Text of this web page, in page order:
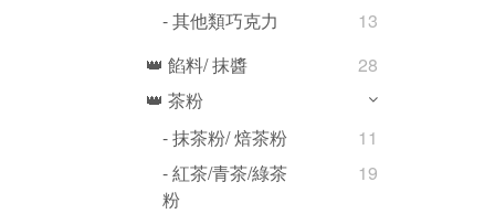
- 其他類巧克力
13
👑 餡料/ 抹醬
28
👑 茶粉
- 抹茶粉/ 焙茶粉
11
- 紅茶/青茶/綠茶
粉
19